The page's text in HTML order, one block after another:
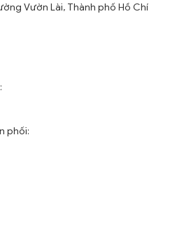
Vườn Lài, Thành phố Hồ Chí
phối: